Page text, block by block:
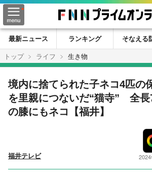
最新ニュース ランキング そなえる
トップ
ライフ 生き物
境内に捨てられた子ネコ4匹の
を里親につないだ“猫寺” 全長
の膝にもネコ【福井】
福井テレビ